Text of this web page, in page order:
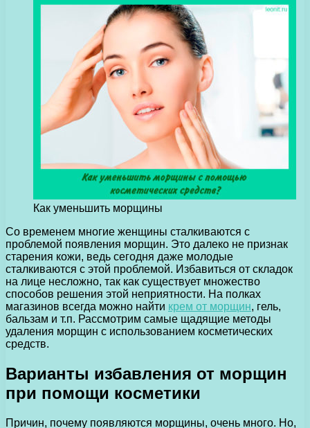
Как уменьшить морщины
Со временем многие женщины сталкиваются с
проблемой появления морщин. Это далеко не признак
старения кожи, ведь сегодня даже молодые
сталкиваются с этой проблемой. Избавиться от складок
на лице несложно, так как существует множество
способов решения этой неприятности. На полках
магазинов всегда можно найти крем от морщин, гель,
бальзам и т.п. Рассмотрим самые щадящие методы
удаления морщин с использованием косметических
средств.
Варианты избавления от морщин
при помощи косметики
Причин, почему появляются морщины, очень много. Но,